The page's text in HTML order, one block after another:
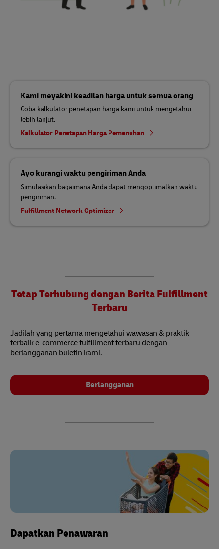
Kami meyakini keadilan harga untuk semua orang
Coba kalkulator penetapan harga kami untuk mengetahui
lebih lanjut.
Kalkulator Penetapan Harga Pemenuhan
Ayo kurangi waktu pengiriman Anda
Simulasikan bagaimana Anda dapat mengoptimalkan waktu
pengiriman.
Fulfillment Network Optimizer
Tetap Terhubung dengan Berita Fulfillment
Terbaru
Jadilah yang pertama mengetahui wawasan & praktik
terbaik e-commerce fulfillment terbaru dengan
berlangganan buletin kami.
Berlangganan
Dapatkan Penawaran